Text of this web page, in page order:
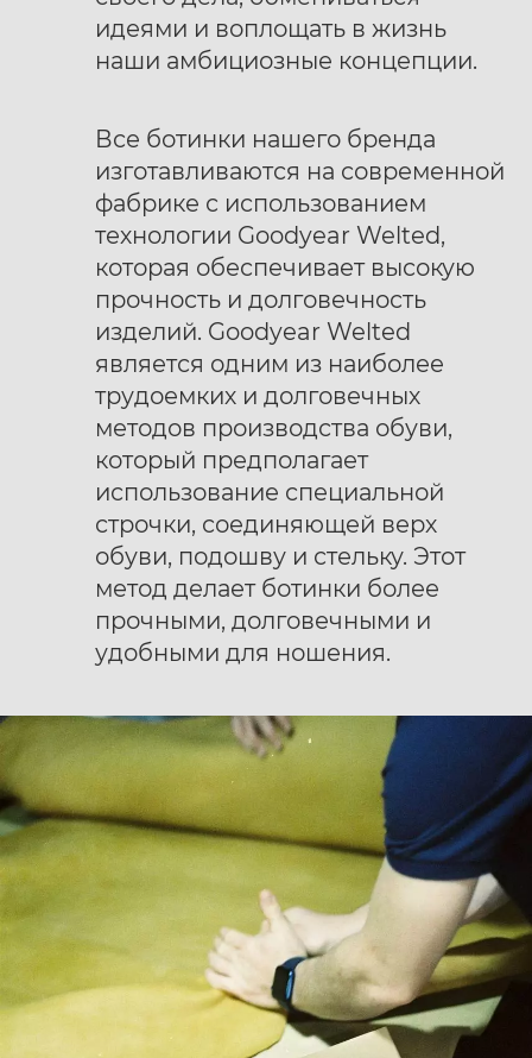
идеями и воплощать в жизнь
наши амбициозные концепции.
Все ботинки нашего бренда
изготавливаются на современной
фабрике с использованием
технологии Goodyear Welted,
которая обеспечивает высокую
прочность и долговечность
изделий. Goodyear Welted
является одним из наиболее
трудоемких и долговечных
методов производства обуви,
который предполагает
использование специальной
строчки, соединяющей верх
обуви, подошву и стельку. Этот
метод делает ботинки более
прочными, долговечными и
удобными для ношения.